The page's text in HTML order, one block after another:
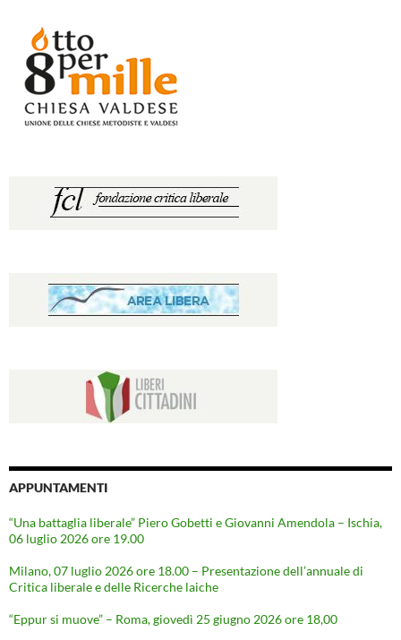
APPUNTAMENTI
“Una battaglia liberale” Piero Gobetti e Giovanni Amendola – Ischia,
06 luglio 2026 ore 19.00
Milano, 07 luglio 2026 ore 18.00 – Presentazione dell’annuale di
Critica liberale e delle Ricerche laiche
“Eppur si muove” – Roma, giovedì 25 giugno 2026 ore 18,00